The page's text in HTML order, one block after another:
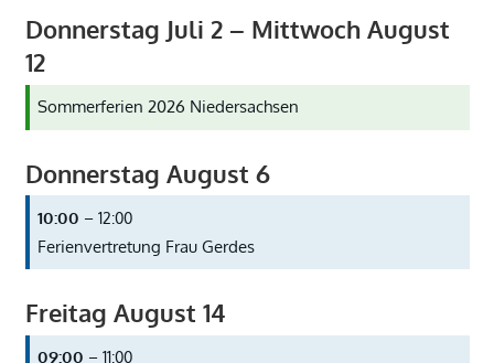
Donnerstag Juli 2– Mittwoch August
12
Sommerferien 2026 Niedersachsen
Donnerstag August 6
10:00 – 12:00
Ferienvertretung Frau Gerdes
Freitag August 14
09:00 – 11:00